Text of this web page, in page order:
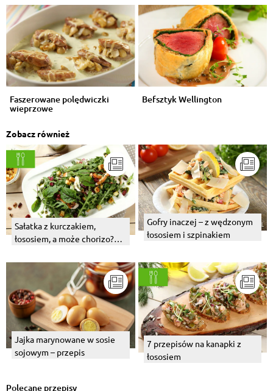
Faszerowane polędwiczki
wieprzowe
Befsztyk Wellington
Zobacz również
Sałatka z kurczakiem,
łososiem, a może chorizo?
Gofry inaczej – z wędzonym
łososiem i szpinakiem
Jajka marynowane w sosie
sojowym – przepis
7 przepisów na kanapki z
łososiem
Polecane przepisy